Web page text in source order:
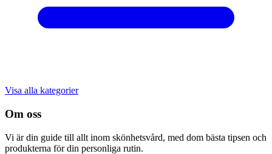
Visa alla kategorier
Om oss
Vi är din guide till allt inom skönhetsvård, med dom bästa tipsen och
produkterna för din personliga rutin.